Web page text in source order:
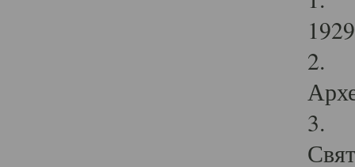
2.
3.